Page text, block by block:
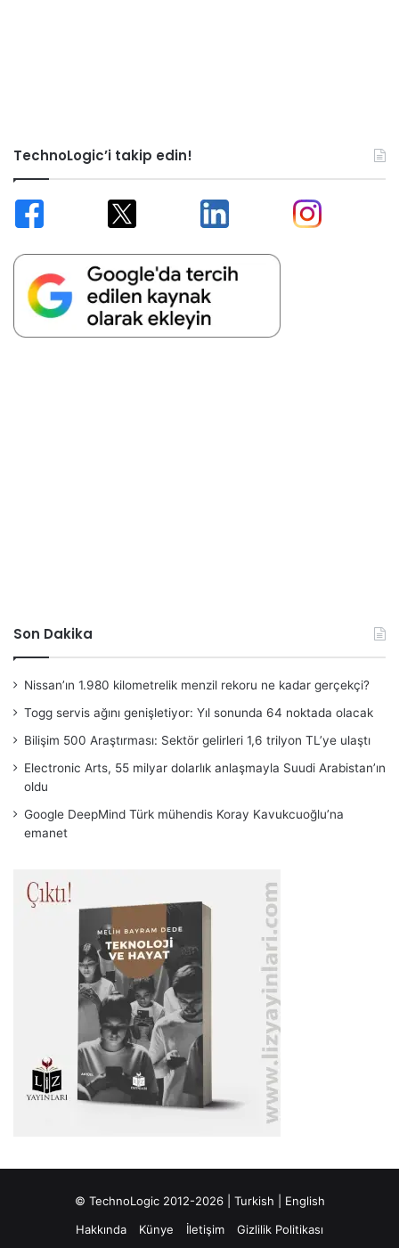
TechnoLogic’i takip edin!
Son Dakika
Nissan’ın 1.980 kilometrelik menzil rekoru ne kadar gerçekçi?
Togg servis ağını genişletiyor: Yıl sonunda 64 noktada olacak
Bilişim 500 Araştırması: Sektör gelirleri 1,6 trilyon TL’ye ulaştı
Electronic Arts, 55 milyar dolarlık anlaşmayla Suudi Arabistan’ın
oldu
Google DeepMind Türk mühendis Koray Kavukcuoğlu’na
emanet
© TechnoLogic 2012-2026 | Turkish
English
Hakkında
Künye İletişim Gizlilik Politikası